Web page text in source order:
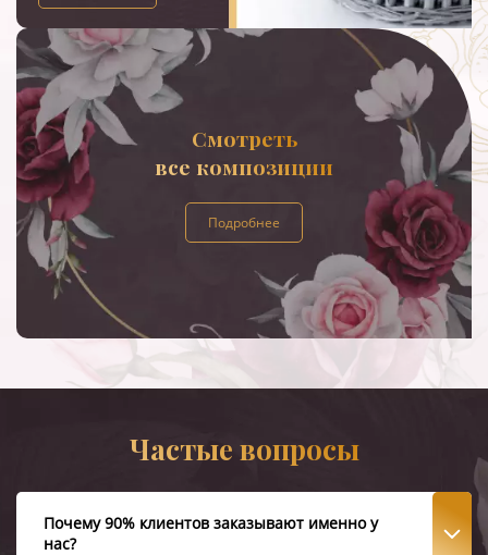
Смотреть
все композиции
Подробнее
Частые вопросы
Почему 90% клиентов заказывают именно у
нас?